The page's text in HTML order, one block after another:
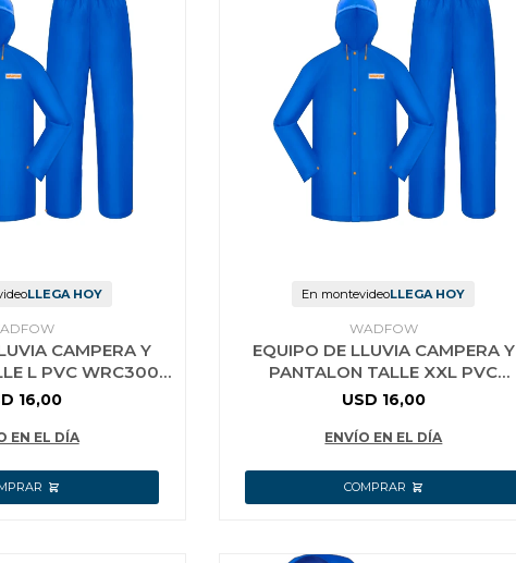
LLEGA HOY
CAMPERA Y
L PVC WRC300L
AZUL
16,00
EN EL DÍA
En montevideoLLEGA HOY
WADFOW
EQUIPO DE LLUVIA CAMPERA Y
PANTALON TALLE XXL PVC
WADFOW WRC3XXL
USD 16,00
ENVÍO EN EL DÍA